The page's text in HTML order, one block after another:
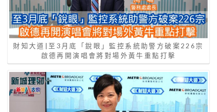
財知大道|至3月底「銳眼」監控系統助警方破案226宗
啟德再開演唱會將對場外黃牛重點打擊